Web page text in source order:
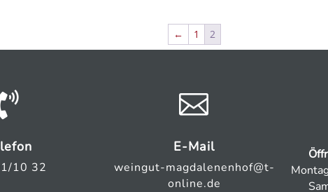
← 1 2
10 32

E-Mail
weingut-magdalenenhof@t-
online.de